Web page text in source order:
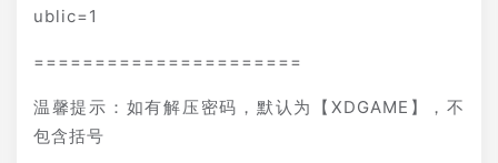
ublic=1
======================
温馨提示：如有解压密码，默认为【XDGAME】，不
包含括号